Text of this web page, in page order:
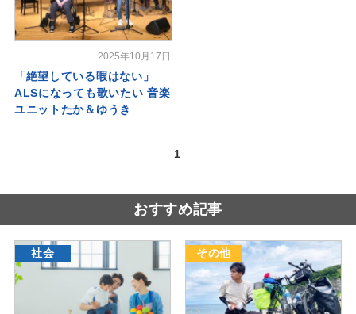
2025年10月17日
「絶望している暇はない」
ALSになっても歌いたい 音楽
ユニットたか＆ゆうき
1
おすすめ記事
社会 その他